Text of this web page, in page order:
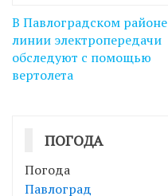
Навігація
записів
В Павлоградском районе
линии электропередачи
обследуют с помощью
вертолета
ПОГОДА
Погода
Павлоград